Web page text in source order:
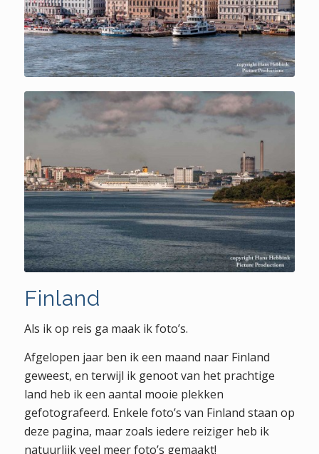
Finland
Finland
Als ik op reis ga maak ik foto’s.
Afgelopen jaar ben ik een maand naar Finland
geweest, en terwijl ik genoot van het prachtige
land heb ik een aantal mooie plekken
gefotografeerd. Enkele foto’s van Finland staan op
deze pagina, maar zoals iedere reiziger heb ik
natuurlijk veel meer foto’s gemaakt!